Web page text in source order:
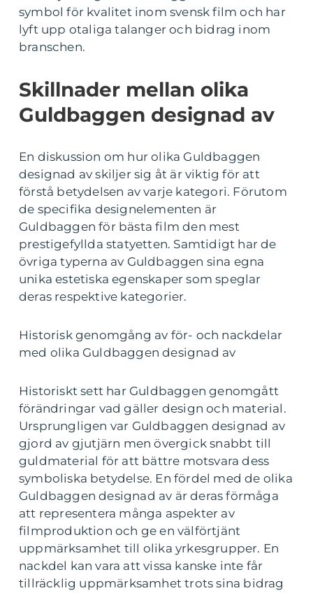
symbol för kvalitet inom svensk film och har
lyft upp otaliga talanger och bidrag inom
branschen.
Skillnader mellan olika
Guldbaggen designad av
En diskussion om hur olika Guldbaggen
designad av skiljer sig åt är viktig för att
förstå betydelsen av varje kategori. Förutom
de specifika designelementen är
Guldbaggen för bästa film den mest
prestigefyllda statyetten. Samtidigt har de
övriga typerna av Guldbaggen sina egna
unika estetiska egenskaper som speglar
deras respektive kategorier.
Historisk genomgång av för- och nackdelar
med olika Guldbaggen designad av
Historiskt sett har Guldbaggen genomgått
förändringar vad gäller design och material.
Ursprungligen var Guldbaggen designad av
gjord av gjutjärn men övergick snabbt till
guldmaterial för att bättre motsvara dess
symboliska betydelse. En fördel med de olika
Guldbaggen designad av är deras förmåga
att representera många aspekter av
filmproduktion och ge en välförtjänt
uppmärksamhet till olika yrkesgrupper. En
nackdel kan vara att vissa kanske inte får
tillräcklig uppmärksamhet trots sina bidrag